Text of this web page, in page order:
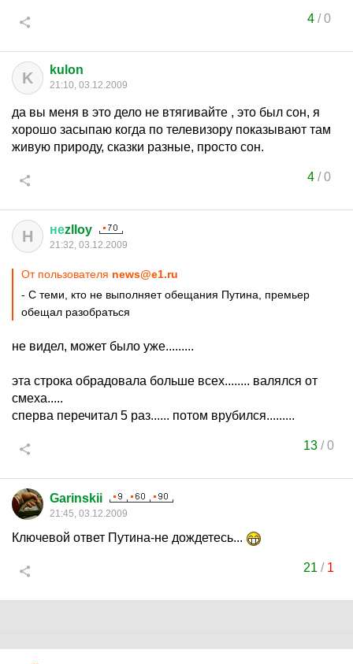
4/0
K kulon
21:10, 03.12.2009
да вы меня в это дело не втягивайте , это был сон, я
хорошо засыпаю когда по телевизору показывают там
живую природу, сказки разные, просто сон.
4/0
Н неzlloy
21:32, 03.12.2009
От пользователя news@e1.ru
- С теми, кто не выполняет обещания Путина, премьер
обещал разобраться
не видел, может было уже.........
эта строка обрадовала больше всех........ валялся от
смеха.....
сперва перечитал 5 раз...... потом врубился.........
13 /0
Garinskii
21:45, 03.12.2009
Ключевой ответ Путина-не дождетесь...
21 / 1